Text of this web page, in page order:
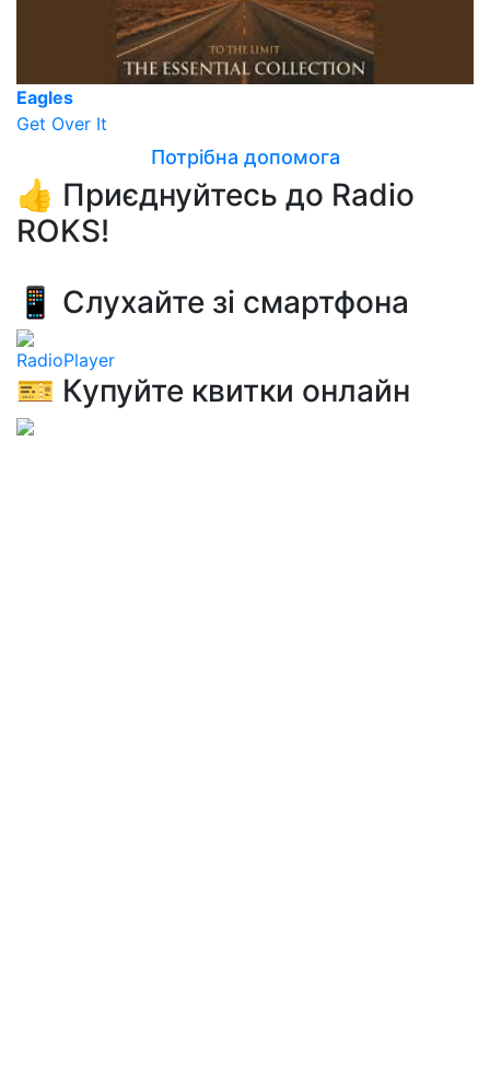
Eagles
Get Over It
Потрібна допомога
👍 Приєднуйтесь до Radio
ROKS!
📱 Слухайте зі смартфона
RadioPlayer
🎫 Купуйте квитки онлайн